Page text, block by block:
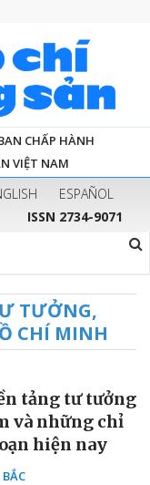
CHẤP HÀNH
VIỆT NAM
ESPAÑOL
ISSN 2734-9071
TƯỞNG,
CHÍ MINH
tảng tư tưởng
và những chỉ
hiện nay